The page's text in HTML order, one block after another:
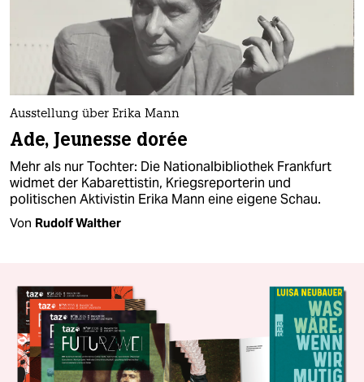
Ausstellung über Erika Mann
Ade, Jeunesse dorée
Mehr als nur Tochter: Die Nationalbibliothek Frankfurt
widmet der Kabarettistin, Kriegsreporterin und
politischen Aktivistin Erika Mann eine eigene Schau.
Von Rudolf Walther